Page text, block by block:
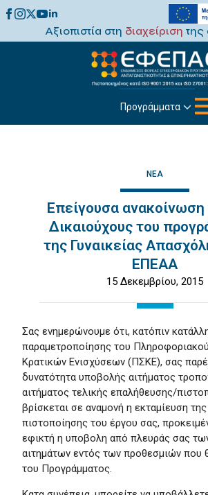
Αξιοπιστία στη διαχείριση της
Προγράμματα
ΝΈΑ
Επείγουσα ανακοίνωση
Δικαιούχους του
της Γυναικείας
ΕΠΕΑΑ
15 Δεκεμβρίου, 2015
Σας ενημερώνουμε ότι, κατόπιν
παραμετροποίησης του
Κρατικών Ενισχύσεων (ΠΣΚΕ), σας
δυνατότητα υποβολής αιτήματος
αιτήματος τελικής επαλήθευσης/
βρίσκεται σε αναμονή η εκταμίευση
πιστοποίησης του έργου σας,
εφικτή η υποβολη από πλευράς σας
αιτημάτων εντός των προθεσμιών που
του Προγράμματος.